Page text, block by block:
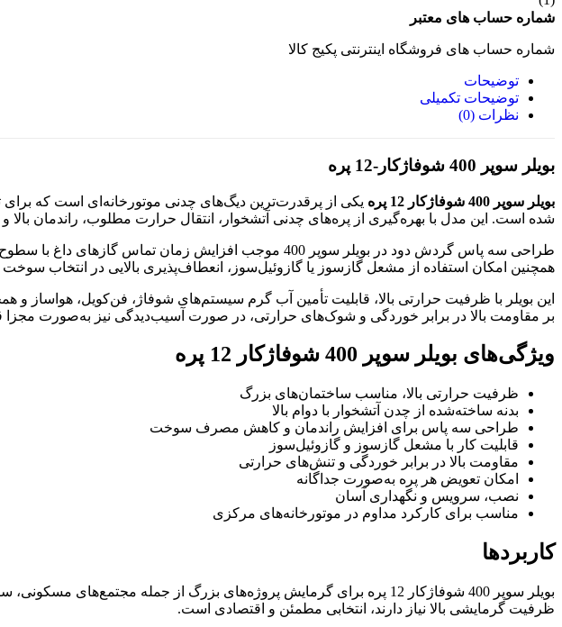
شماره حساب های معتبر
شماره حساب های فروشگاه اینترنتی پکیج کالا
توضیحات
توضیحات تکمیلی
نظرات (0)
بویلر سوپر 400 شوفاژکار-12 پره
بویلر سوپر 400 شوفاژکار 12 پره
یکی از پرقدرت‌ترین دیگ‌های چدنی موتورخانه‌ای است که
شده است. این مدل با بهره‌گیری از پره‌های چدنی آتشخوار، انتقال حرارت مطلوب،
طراحی سه پاس گردش دود در بویلر سوپر 400 موجب افزایش
همچنین امکان استفاده از مشعل گازسوز یا گازوئیل‌سوز، انعطاف‌پذیری بالایی در انتخاب
این بویلر با ظرفیت حرارتی بالا، قابلیت تأمین آب گرم سیستم‌های شوفاژ، فن‌کویل، هواساز
بر مقاومت بالا در برابر خوردگی و شوک‌های حرارتی، در صورت آسیب‌دیدگی نیز به‌صورت مجزا
ویژگی‌های بویلر سوپر 400 شوفاژکار 12 پره
ظرفیت حرارتی بالا، مناسب ساختمان‌های بزرگ
بدنه ساخته‌شده از چدن آتشخوار با دوام بالا
طراحی سه پاس برای افزایش راندمان و کاهش مصرف سوخت
قابلیت کار با مشعل گازسوز و گازوئیل‌سوز
مقاومت بالا در برابر خوردگی و تنش‌های حرارتی
امکان تعویض هر پره به‌صورت جداگانه
نصب، سرویس و نگهداری آسان
مناسب برای کارکرد مداوم در موتورخانه‌های مرکزی
کاربردها
بویلر سوپر 400 شوفاژکار 12 پره برای گرمایش پروژه‌های بزرگ از جمله
ظرفیت گرمایشی بالا نیاز دارند، انتخابی مطمئن و اقتصادی است.